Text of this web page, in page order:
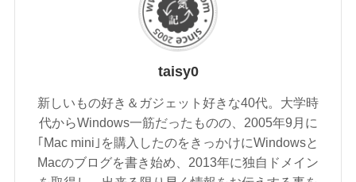
taisy0
新しいもの好き＆ガジェット好きな40代。大学時
代からWindows一筋だったものの、2005年9月に
｢Mac mini｣を購入したのをきっかけにWindowsと
Macのブログを書き始め、2013年に独自ドメイン